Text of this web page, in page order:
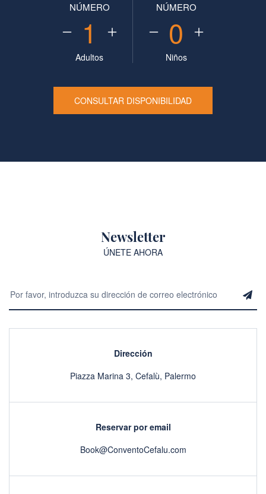
NÚMERO
1
Adultos
NÚMERO
0
Niños
CONSULTAR DISPONIBILIDAD
Newsletter
ÚNETE AHORA
Dirección
Piazza Marina 3, Cefalù, Palermo
Reservar por email
Book@ConventoCefalu.com